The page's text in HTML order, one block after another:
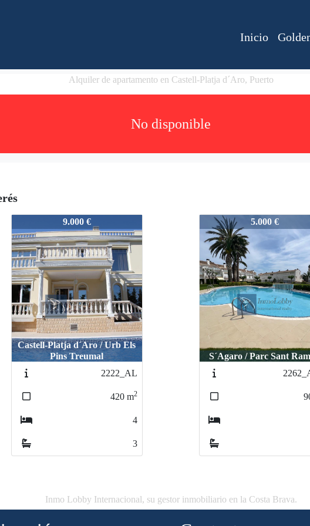
Inicio
Alquiler de apartamento en Castell-Platja d´Aro, Puerto
No disponible
9.000 €
Castell-Platja d´Aro / Urb Els
Pins Treumal
2222_AL
420 m2
4
3
2411_ALV 5.000 €
S´Agaro / Parc Sant
Inmo Lobby Internacional, su gestor inmobiliario en la Costa Brava.